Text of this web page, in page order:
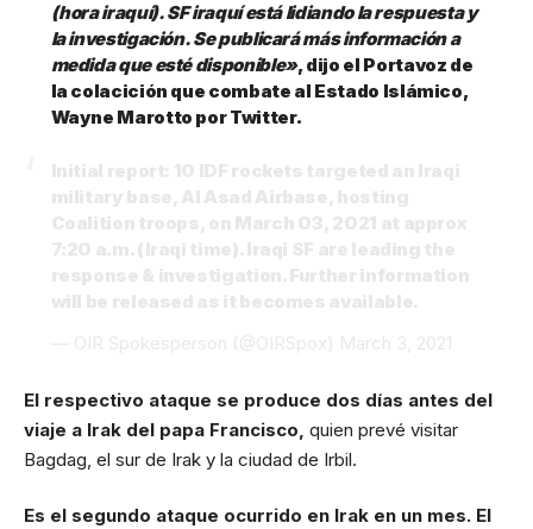
(hora iraquí). SF iraquí está lidiando la respuesta y
la investigación. Se publicará más información a
medida que esté disponible», dijo el Portavoz de
la colacición que combate al Estado Islámico,
Wayne Marotto por Twitter.
El respectivo ataque se produce dos días antes del
viaje a Irak del papa Francisco, quien prevé visitar
Bagdag , el sur de Irak y la ciudad de Irbil.
Es el segundo ataque ocurrido en Irak en un mes. El